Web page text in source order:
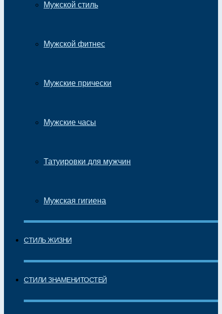
Мужской стиль
Мужской фитнес
Мужские прически
Мужские часы
Татуировки для мужчин
Мужская гигиена
СТИЛЬ ЖИЗНИ
СТИЛИ ЗНАМЕНИТОСТЕЙ